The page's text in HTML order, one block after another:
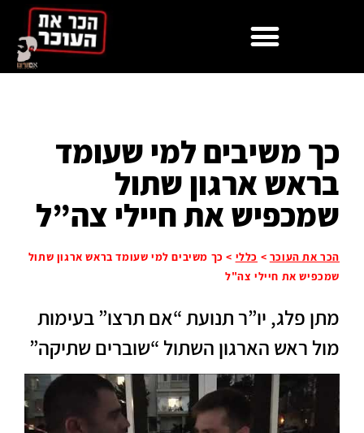
כך משיבים למי שעומד
בראש ארגון שתול
שמכפיש את חיילי צה”ל
הכר את העוכר > כללי > כך משיבים למי שעומד בראש ארגון שתול
שמכפיש את חיילי צה"ל
מתן פלג, יו”ר תנועת “אם תרצו” בעימות
מול ראש הארגון השתול “שוברים שתיקה”